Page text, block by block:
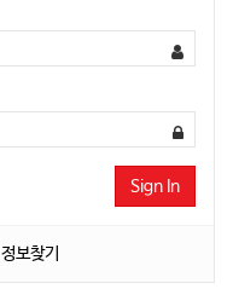
Sign In
정보찾기